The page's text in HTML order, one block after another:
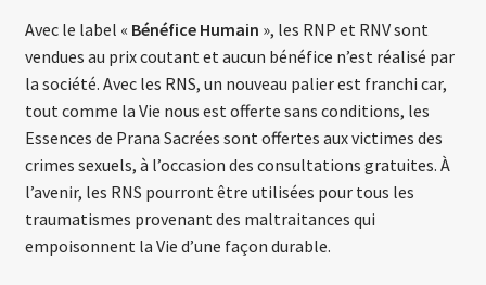
Avec le label « Bénéfice Humain », les RNP et RNV sont
vendues au prix coutant et aucun bénéfice n’est réalisé par
la société. Avec les RNS, un nouveau palier est franchi car,
tout comme la Vie nous est offerte sans conditions, les
Essences de Prana Sacrées sont offertes aux victimes des
crimes sexuels, à l’occasion des consultations gratuites. À
l’avenir, les RNS pourront être utilisées pour tous les
traumatismes provenant des maltraitances qui
empoisonnent la Vie d’une façon durable.